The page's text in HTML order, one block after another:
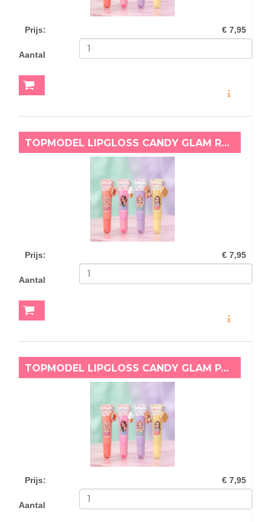
Prijs: € 7,95
Aantal
TOPMODEL LIPGLOSS CANDY GLAM ROZE
Prijs: € 7,95
Aantal
TOPMODEL LIPGLOSS CANDY GLAM PAARS
Prijs: € 7,95
Aantal